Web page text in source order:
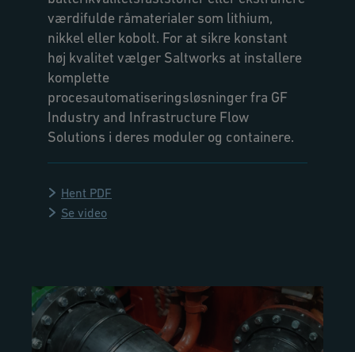
værdifulde råmaterialer som lithium,
nikkel eller kobolt. For at sikre konstant
høj kvalitet vælger Saltworks at installere
komplette
procesautomatiseringsløsninger fra GF
Industry and Infrastructure Flow
Solutions i deres moduler og containere.
Hent PDF
Se video